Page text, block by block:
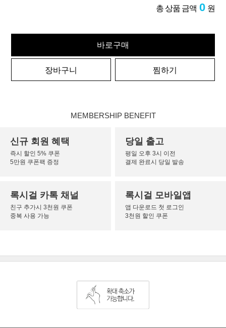
총 상품 금액 0 원
바로구매
장바구니 찜하기
MEMBERSHIP BENEFIT
신규 회원 혜택
즉시 할인 5% 쿠폰
5만원 쿠폰팩 증정
당일 출고
평일 오후 3시 이전
결제 완료시 당일 발송
록시걸 카톡 채널
친구 추가시 3천원 쿠폰
중복 사용 가능
록시걸 모바일앱
앱 다운로드 첫 로그인
3천원 할인 쿠폰